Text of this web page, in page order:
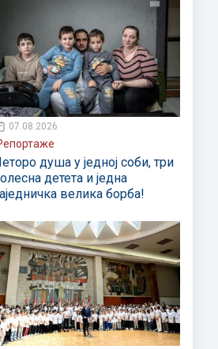
07.08.2026
душа у једној соби, три
детета и једна
велика борба!